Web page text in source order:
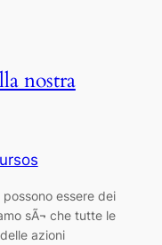
nostra
essere dei
sÃ¬ che tutte le
azioni